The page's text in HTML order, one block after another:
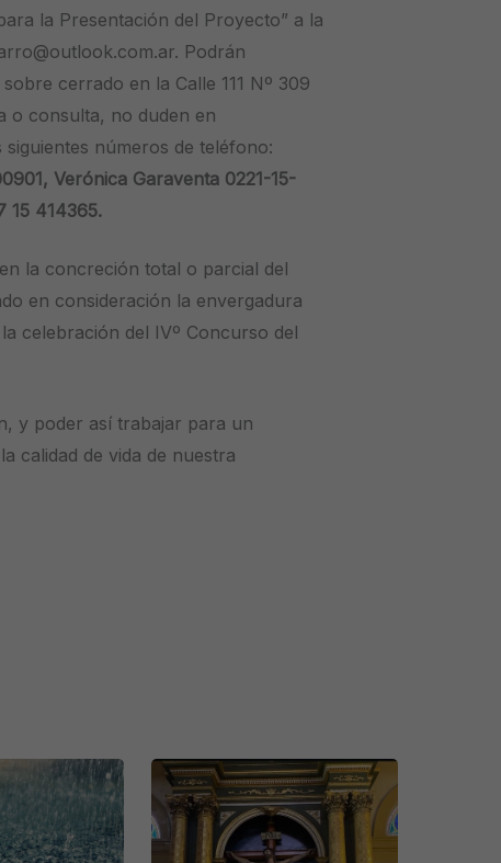
la Presentación del Proyecto” a la
Podrán
cerrado en la Calle 111 Nº 309
o consulta, no duden en
números de teléfono:
Verónica Garaventa 0221-15-
15 414365.
la concreción total o parcial del
en consideración la envergadura
celebración del IVº Concurso del
y poder así trabajar para un
calidad de vida de nuestra